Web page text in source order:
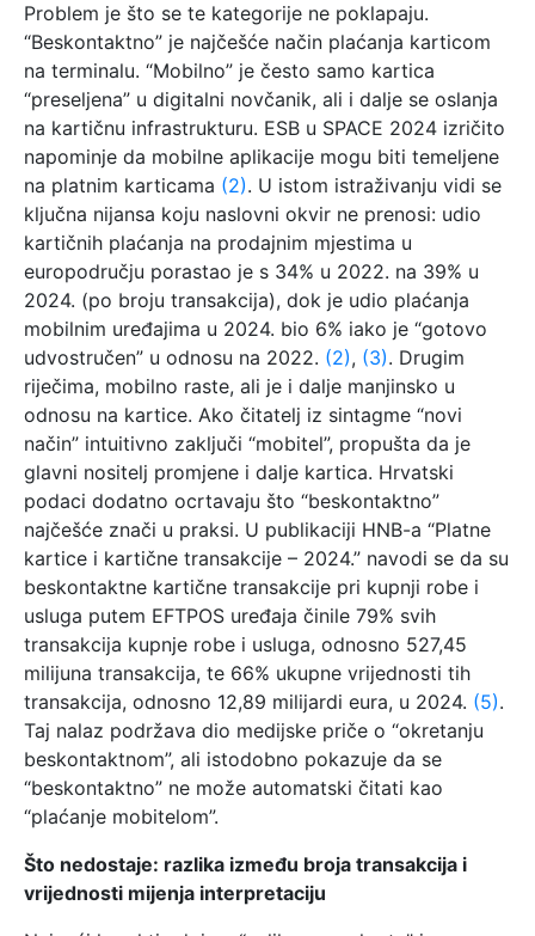
Problem je što se te kategorije ne poklapaju.
“Beskontaktno” je najčešće način plaćanja karticom
na terminalu. “Mobilno” je često samo kartica
“preseljena” u digitalni novčanik, ali i dalje se oslanja
na kartičnu infrastrukturu. ESB u SPACE 2024 izričito
napominje da mobilne aplikacije mogu biti temeljene
na platnim karticama (2). U istom istraživanju vidi se
ključna nijansa koju naslovni okvir ne prenosi: udio
kartičnih plaćanja na prodajnim mjestima u
europodručju porastao je s 34% u 2022. na 39% u
2024. (po broju transakcija), dok je udio plaćanja
mobilnim uređajima u 2024. bio 6% iako je “gotovo
udvostručen” u odnosu na 2022. (2), (3). Drugim
riječima, mobilno raste, ali je i dalje manjinsko u
odnosu na kartice. Ako čitatelj iz sintagme “novi
način” intuitivno zaključi “mobitel”, propušta da je
glavni nositelj promjene i dalje kartica. Hrvatski
podaci dodatno ocrtavaju što “beskontaktno”
najčešće znači u praksi. U publikaciji HNB-a “Platne
kartice i kartične transakcije – 2024.” navodi se da su
beskontaktne kartične transakcije pri kupnji robe i
usluga putem EFTPOS uređaja činile 79% svih
transakcija kupnje robe i usluga, odnosno 527,45
milijuna transakcija, te 66% ukupne vrijednosti tih
transakcija, odnosno 12,89 milijardi eura, u 2024. (5).
Taj nalaz podržava dio medijske priče o “okretanju
beskontaktnom”, ali istodobno pokazuje da se
“beskontaktno” ne može automatski čitati kao
“plaćanje mobitelom”.
Što nedostaje: razlika između broja transakcija i
vrijednosti mijenja interpretaciju